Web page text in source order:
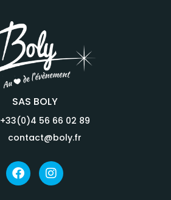
SAS BOLY
+33(0)4 56 66 02 89
contact@boly.fr